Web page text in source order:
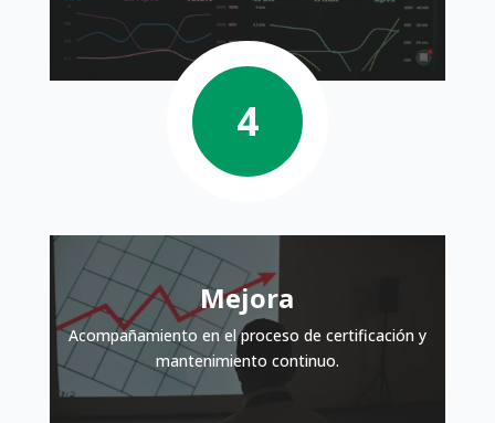
Mejora
Acompañamiento en el proceso de certificación y
mantenimiento continuo.